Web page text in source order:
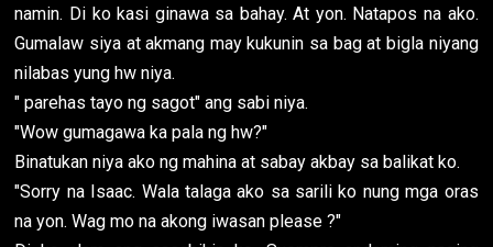
namin. Di ko kasi ginawa sa bahay. At yon. Natapos na ako.
Gumalaw siya at akmang may kukunin sa bag at bigla niyang
nilabas yung hw niya.
" parehas tayo ng sagot" ang sabi niya.
"Wow gumagawa ka pala ng hw?"
Binatukan niya ako ng mahina at sabay akbay sa balikat ko.
"Sorry na Isaac. Wala talaga ako sa sarili ko nung mga oras
na yon. Wag mo na akong iwasan please ?"